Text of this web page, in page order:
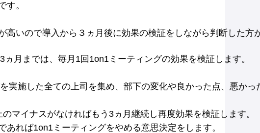
す。
高いので導入から３ヵ月後に効果の検証をしながら判断した方
月までは、毎月1回1on1ミーティングの効果を検証します。
実施した全ての上司を集め、部下の変化や良かった点、悪か
マイナスがなければもう3ヵ月継続し再度効果を検証します。
あれば1on1ミーティングをやめる意思決定をします。